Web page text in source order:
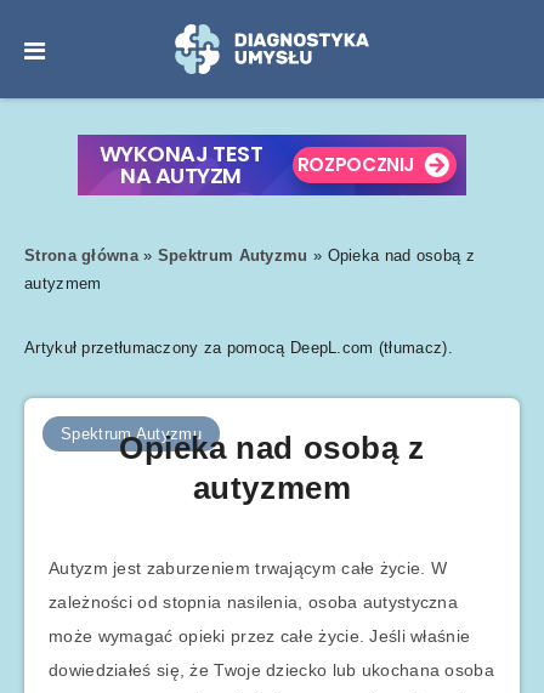
Strona główna» Spektrum Autyzmu » Opieka nad osobą z
autyzmem
Artykuł przetłumaczony za pomocą DeepL.com (tłumacz).
Spektrum Autyzmu
Opieka nad osobą z
autyzmem
Autyzm jest zaburzeniem trwającym całe życie. W
zależności od stopnia nasilenia, osoba autystyczna
może wymagać opieki przez całe życie. Jeśli właśnie
dowiedziałeś się, że Twoje dziecko lub ukochana osoba